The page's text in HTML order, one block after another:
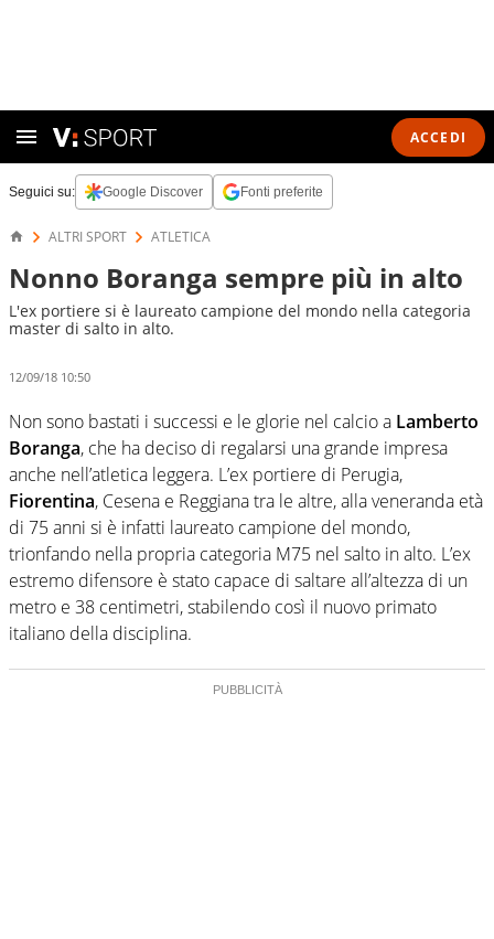
ACCEDI
Seguici su: Google Discover Fonti preferite
ALTRI SPORT ATLETICA
Nonno Boranga sempre più in alto
L'ex portiere si è laureato campione del mondo nella categoria
master di salto in alto.
12/09/18 10:50
Non sono bastati i successi e le glorie nel calcio a Lamberto
Boranga, che ha deciso di regalarsi una grande impresa
anche nell’atletica leggera. L’ex portiere di Perugia,
Fiorentina, Cesena e Reggiana tra le altre, alla veneranda età
di 75 anni si è infatti laureato campione del mondo,
trionfando nella propria categoria M75 nel salto in alto. L’ex
estremo difensore è stato capace di saltare all’altezza di un
metro e 38 centimetri, stabilendo così il nuovo primato
italiano della disciplina.